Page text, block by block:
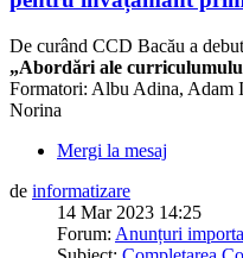
De curând CCD Bacău a
„Abordări ale
Formatori: Albu Adina, Adam
Norina
Mergi la mesaj
de informatizare
14 Mar 2023 14:25
Forum: Anunțuri